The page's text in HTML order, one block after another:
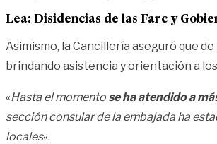
Lea: Disidencias de las Farc y
Asimismo, la Cancillería aseguró que
brindando asistencia y orientación a
«Hasta el momento se ha atendido a
sección consular de la embajada ha
locales«.